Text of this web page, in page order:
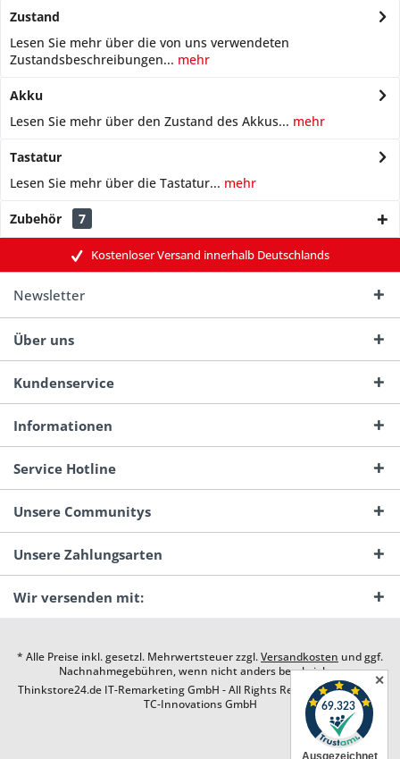
Zustand
Lesen Sie mehr über die von uns verwendeten
Zustandsbeschreibungen... mehr
Akku
Lesen Sie mehr über den Zustand des Akkus... mehr
Tastatur
Lesen Sie mehr über die Tastatur... mehr
Zubehör 7
Kostenloser Versand innerhalb Deutschlands
Newsletter
Über uns
Kundenservice
Informationen
Service Hotline
Unsere Communitys
Unsere Zahlungsarten
Wir versenden mit:
* Alle Preise inkl. gesetzl. Mehrwertsteuer zzgl.Versandkosten und ggf.
Nachnahmegebühren, wenn nicht anders beschrieben
Thinkstore24.de IT-Remarketing GmbH - All Rights Reserved. Design by
TC-Innovations GmbH
✕